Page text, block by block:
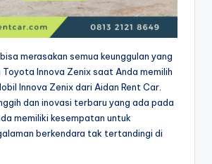
merasakan semua keunggulan yang
Innova Zenix saat Anda memilih
Innova Zenix dari Aidan Rent Car.
dan inovasi terbaru yang ada pada
memiliki kesempatan untuk
berkendara tak tertandingi di